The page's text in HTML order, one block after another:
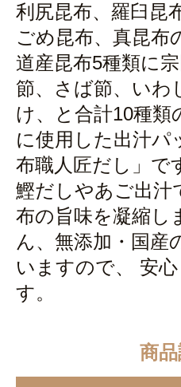
利尻昆布、羅臼昆
ごめ昆布、真昆布
道産昆布5種類に
節、さば節、いわ
け、と合計10種類
に使用した出汁パ
布職人匠だし」で
鰹だしやあご出汁
布の旨味を凝縮し
ん、無添加・国産
いますので、 安
す。
商